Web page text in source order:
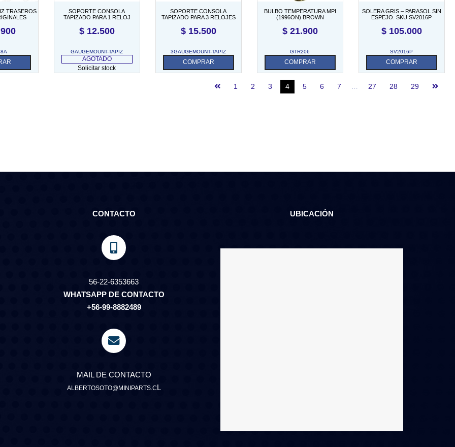
TRASEROS
SOPORTE CONSOLA
TAPIZADO PARA 1 RELOJ
$12.500
GAUGEMOUNT-TAPIZ
AGOTADO
Solicitar stock
SOPORTE CONSOLA
TAPIZADO PARA 3 RELOJES
$15.500
3GAUGEMOUNT-TAPIZ
COMPRAR
BULBO TEMPERATURA MPI
(1996ON) BROWN
$21.900
GTR206
COMPRAR
SOLERA GRIS – PARASOL SIN
ESPEJO. SKU SV2016P
$105.000
SV2016P
COMPRAR
1 2 3 4 5 6 7 … 27 28 29
CONTACTO
56-22-6353663
WHATSAPP DE CONTACTO
+56-99-8882489
MAIL DE CONTACTO
ALBERTOSOTO@MINIPARTS.CL
UBICACIÓN